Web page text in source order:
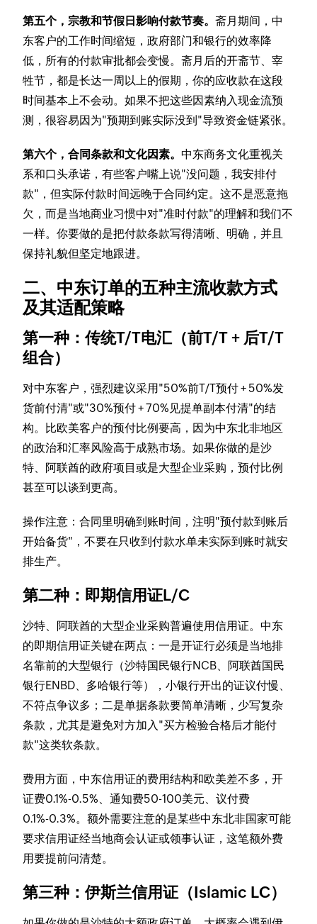
第五个，宗教和节假日影响付款节奏。斋月期间，中
东客户的工作时间缩短，政府部门和银行的效率降
低，所有的付款审批都会变慢。斋月后的开斋节、宰
牲节，都是长达一周以上的假期，你的应收款在这段
时间基本上不会动。如果不把这些因素纳入现金流预
测，很容易因为"预期到账实际没到"导致资金链紧张。
第六个，合同条款和文化因素。中东商务文化重视关
系和口头承诺，有些客户嘴上说"没问题，我安排付
款"，但实际付款时间远晚于合同约定。这不是恶意拖
欠，而是当地商业习惯中对"准时付款"的理解和我们不
一样。你要做的是把付款条款写得清晰、明确，并且
保持礼貌但坚定地跟进。
二、中东订单的五种主流收款方式
及其适配策略
第一种：传统T/T电汇（前T/T + 后T/T
组合）
对中东客户，强烈建议采用"50%前T/T预付 + 50%发
货前付清"或"30%预付 + 70%见提单副本付清"的结
构。比欧美客户的预付比例要高，因为中东北非地区
的政治和汇率风险高于成熟市场。如果你做的是沙
特、阿联酋的政府项目或是大型企业采购，预付比例
甚至可以谈到更高。
操作注意：合同里明确到账时间，注明"预付款到账后
开始备货"，不要在只收到付款水单未实际到账时就安
排生产。
第二种：即期信用证L/C
沙特、阿联酋的大型企业采购普遍使用信用证。中东
的即期信用证关键在两点：一是开证行必须是当地排
名靠前的大型银行（沙特国民银行NCB、阿联酋国民
银行ENBD、多哈银行等），小银行开出的证议付慢、
不符点争议多；二是单据条款要简单清晰，少写复杂
条款，尤其是避免对方加入"买方检验合格后才能付
款"这类软条款。
费用方面，中东信用证的费用结构和欧美差不多，开
证费0.1%-0.5%、通知费50-100美元、议付费
0.1%-0.3%。额外需要注意的是某些中东北非国家可能
要求信用证经当地商会认证或领事认证，这笔额外费
用要提前问清楚。
第三种：伊斯兰信用证（Islamic LC）